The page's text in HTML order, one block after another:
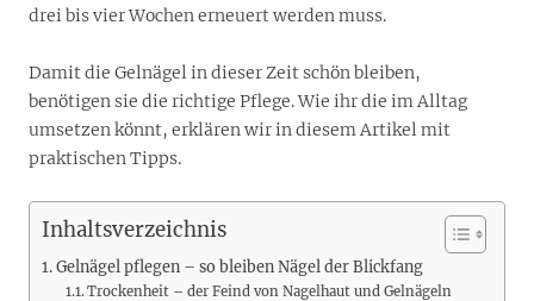
drei bis vier Wochen erneuert werden muss.
Damit die Gelnägel in dieser Zeit schön bleiben,
benötigen sie die richtige Pflege. Wie ihr die im Alltag
umsetzen könnt, erklären wir in diesem Artikel mit
praktischen Tipps.
Inhaltsverzeichnis
Gelnägel pflegen – so bleiben Nägel der Blickfang
Trockenheit – der Feind von Nagelhaut und Gelnägeln